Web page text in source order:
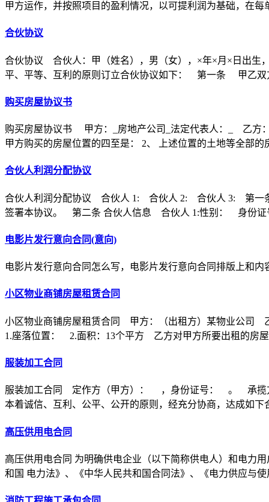
甲方运作，并按照项目的盈利情况，以可提利润为基础，在每
合伙协议
合伙协议 合伙人：甲（姓名），男（女），×年×月×日出
平、平等、互利的原则订立合伙协议如下： 第一条 甲乙双
购买房屋协议书
购买房屋协议书 甲方：_房地产公司_法定代表人：_ 乙方
甲方购买的房屋位置的四至是： 2、 上述位置的土地等全部的
合伙人利润分配协议
合伙人利润分配协议 合伙人 1: 合伙人 2: 合伙人 3: 第一条
签署本协议。 第二条 合伙人信息 合伙人 1:性别： 身份
电影片发行意向合同(意向)
电影片发行意向合同怎么写，电影片发行意向合同排版上和
小区物业商铺房屋租赁合同
小区物业商铺房屋租赁合同 甲方：（出租方）某物业公司
1.座落位置： 2.面积：13个平方 乙方对甲方所要出租的房
服装加工合同
服装加工合同 定作方（甲方）： ，身份证号： 。 承揽
本着诚信、互利、公平、公开的原则，经充分协商，达成如下
高压供用电合同
高压供用电合同 为明确供电企业（以下简称供电人）和电力
和国 电力法》、《中华人民共和国合同法》、《电力供应与